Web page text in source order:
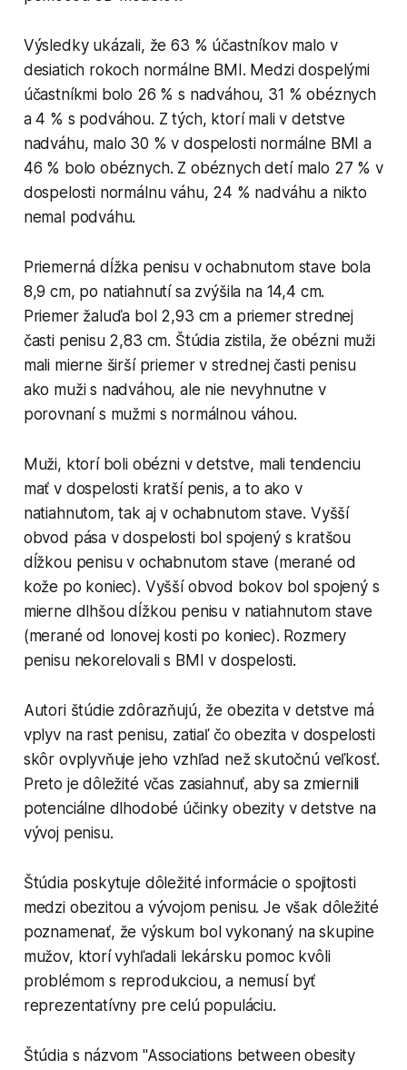
Výsledky ukázali, že 63 % účastníkov malo v
desiatich rokoch normálne BMI. Medzi dospelými
účastníkmi bolo 26 % s nadváhou, 31 % obéznych
a 4 % s podváhou. Z tých, ktorí mali v detstve
nadváhu, malo 30 % v dospelosti normálne BMI a
46 % bolo obéznych. Z obéznych detí malo 27 % v
dospelosti normálnu váhu, 24 % nadváhu a nikto
nemal podváhu.
Priemerná dĺžka penisu v ochabnutom stave bola
8,9 cm, po natiahnutí sa zvýšila na 14,4 cm.
Priemer žaluďa bol 2,93 cm a priemer strednej
časti penisu 2,83 cm. Štúdia zistila, že obézni muži
mali mierne širší priemer v strednej časti penisu
ako muži s nadváhou, ale nie nevyhnutne v
porovnaní s mužmi s normálnou váhou.
Muži, ktorí boli obézni v detstve, mali tendenciu
mať v dospelosti kratší penis, a to ako v
natiahnutom, tak aj v ochabnutom stave. Vyšší
obvod pása v dospelosti bol spojený s kratšou
dĺžkou penisu v ochabnutom stave (merané od
kože po koniec). Vyšší obvod bokov bol spojený s
mierne dlhšou dĺžkou penisu v natiahnutom stave
(merané od lonovej kosti po koniec). Rozmery
penisu nekorelovali s BMI v dospelosti.
Autori štúdie zdôrazňujú, že obezita v detstve má
vplyv na rast penisu, zatiaľ čo obezita v dospelosti
skôr ovplyvňuje jeho vzhľad než skutočnú veľkosť.
Preto je dôležité včas zasiahnuť, aby sa zmiernili
potenciálne dlhodobé účinky obezity v detstve na
vývoj penisu.
Štúdia poskytuje dôležité informácie o spojitosti
medzi obezitou a vývojom penisu. Je však dôležité
poznamenať, že výskum bol vykonaný na skupine
mužov, ktorí vyhľadali lekársku pomoc kvôli
problémom s reprodukciou, a nemusí byť
reprezentatívny pre celú populáciu.
Štúdia s názvom "Associations between obesity